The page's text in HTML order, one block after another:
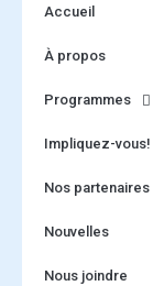
Accueil
À propos
Programmes
Impliquez-vous!
Nos partenaires
Nouvelles
Nous joindre